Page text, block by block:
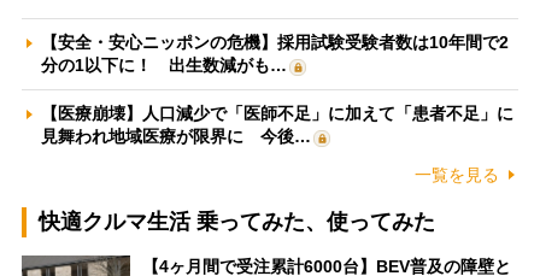
【安全・安心ニッポンの危機】採用試験受験者数は10年間で2
分の1以下に！ 出生数減がも…
【医療崩壊】人口減少で「医師不足」に加えて「患者不足」に
見舞われ地域医療が限界に 今後…
一覧を見る
快適クルマ生活 乗ってみた、使ってみた
【4ヶ月間で受注累計6000台】BEV普及の障壁と